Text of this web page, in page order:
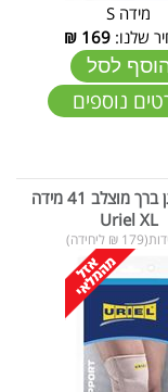
מידה S
שלנו:169
₪
לסל
נוספים
אוריאל מגן ברך מוצלב 41 מידה
Uriel XL